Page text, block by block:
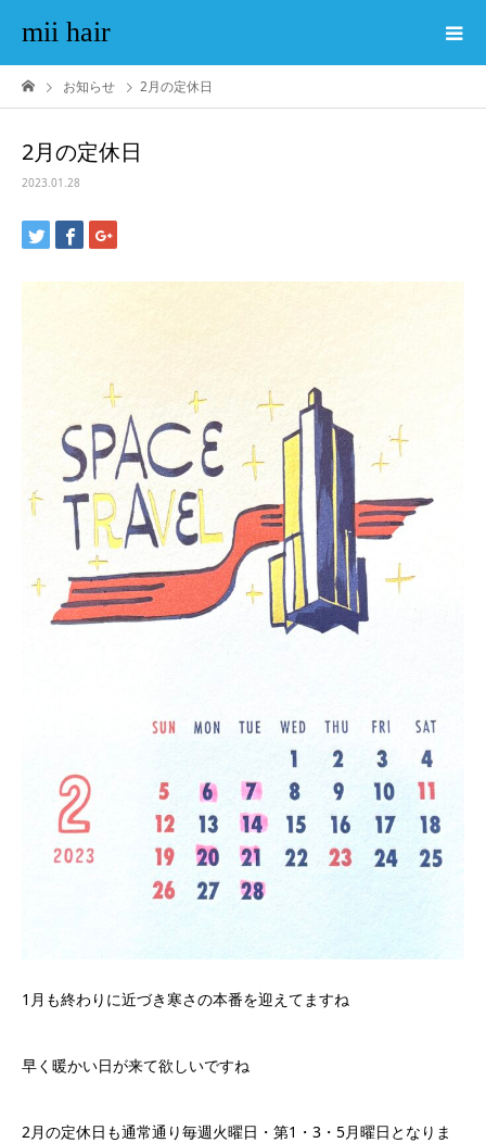
mii hair
お知らせ 2月の定休日
2月の定休日
2023.01.28
1月も終わりに近づき寒さの本番を迎えてますね
早く暖かい日が来て欲しいですね
2月の定休日も通常通り毎週火曜日・第1・3・5月曜日となりま